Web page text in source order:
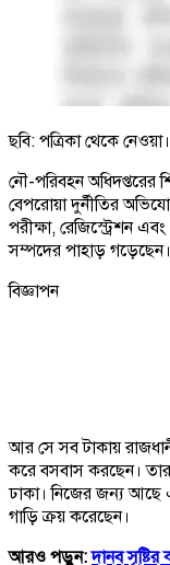
ছবি: পত্রিকা থেকে নেওয়া।
নৌ-পরিবহন অধিদপ্তরের
বেপরোয়া দুর্নীতির
পরীক্ষা, রেজিস্ট্রেশন
সম্পদের পাহাড় গড়েছেন।
বিজ্ঞাপন
আর সে সব টাকায়
করে বসবাস করছেন।
ঢাকা। নিজের জন্য আছে
গাড়ি ক্রয় করেছেন।
আরও পড়ুন:দানব সৃষ্টির